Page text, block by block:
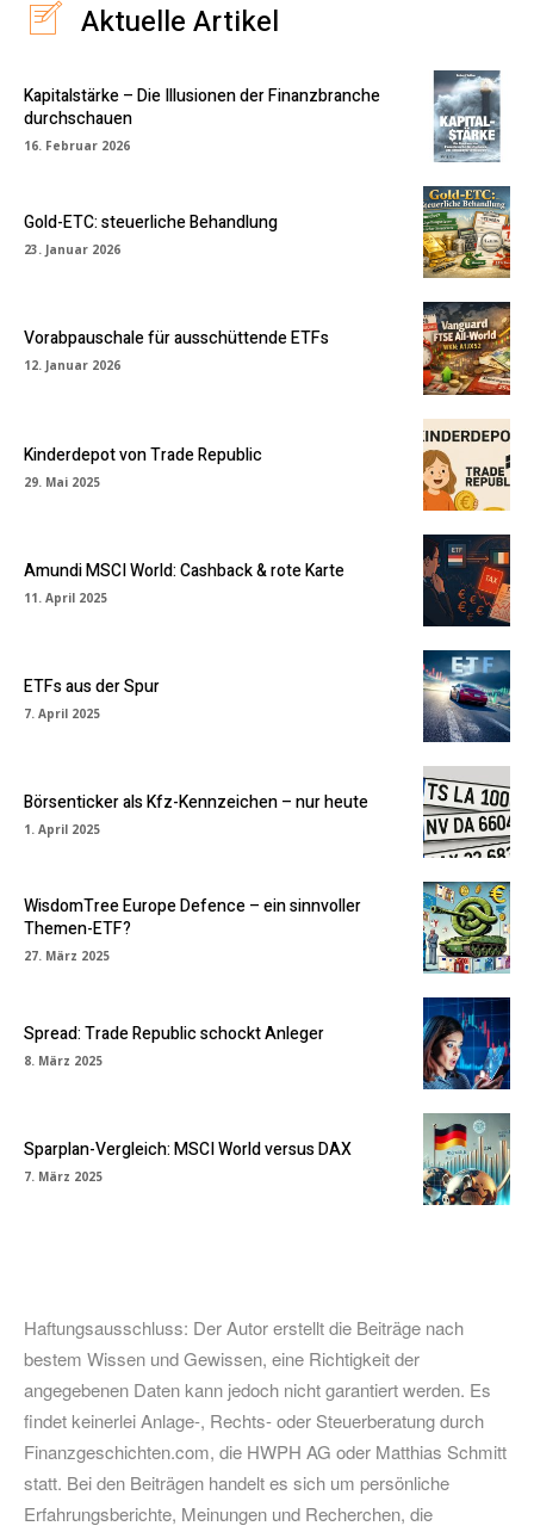
Aktuelle Artikel
Kapitalstärke – Die Illusionen der Finanzbranche
durchschauen
16. Februar 2026
Gold-ETC: steuerliche Behandlung
23. Januar 2026
Vorabpauschale für ausschüttende ETFs
12. Januar 2026
Kinderdepot von Trade Republic
29. Mai 2025
Amundi MSCI World: Cashback & rote Karte
11. April 2025
ETFs aus der Spur
7. April 2025
Börsenticker als Kfz-Kennzeichen – nur heute
1. April 2025
WisdomTree Europe Defence – ein sinnvoller
Themen-ETF?
27. März 2025
Spread: Trade Republic schockt Anleger
8. März 2025
Sparplan-Vergleich: MSCI World versus DAX
7. März 2025
Haftungsausschluss: Der Autor erstellt die Beiträge nach
bestem Wissen und Gewissen, eine Richtigkeit der
angegebenen Daten kann jedoch nicht garantiert werden. Es
findet keinerlei Anlage-, Rechts- oder Steuerberatung durch
Finanzgeschichten.com, die HWPH AG oder Matthias Schmitt
statt. Bei den Beiträgen handelt es sich um persönliche
Erfahrungsberichte, Meinungen und Recherchen, die